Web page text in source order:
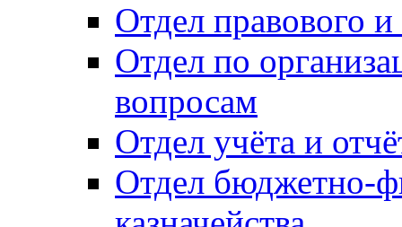
Отдел правового
Отдел по
вопросам
Отдел учёта и
Отдел бюджетно-